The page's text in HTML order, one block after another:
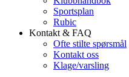
Sportsplan
Rubic
Kontakt & FAQ
Ofte stilte spørsmål
Kontakt oss
Klage/varsling